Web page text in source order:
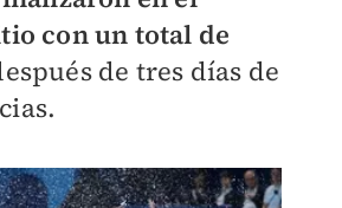
con un total de
de tres días de